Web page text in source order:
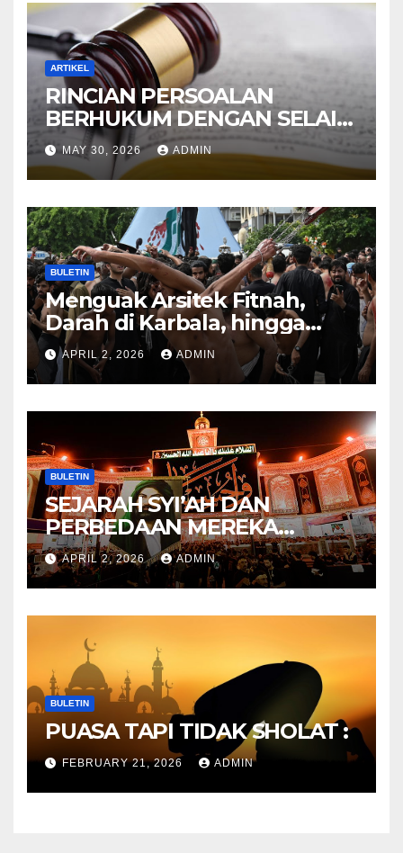
ARTIKEL
RINCIAN PERSOALAN
BERHUKUM DENGAN SELAIN
HUKUM ALLAH DALAM
KITAB AT-TAMHID SYARAH
KITAB AT-TAUHID
MAY 30, 2026 ADMIN
BULETIN
Menguak Arsitek Fitnah,
Darah di Karbala, hingga
Lahirnya Sekte-sekte serta
Mitos Imam Gaib
APRIL 2, 2026 ADMIN
BULETIN
SEJARAH SYI’AH DAN
PERBEDAAN MEREKA
ANTARA DULU DAN
SEKARANG
APRIL 2, 2026 ADMIN
BULETIN
PUASA TAPI TIDAK SHOLAT :
FEBRUARY 21, 2026 ADMIN